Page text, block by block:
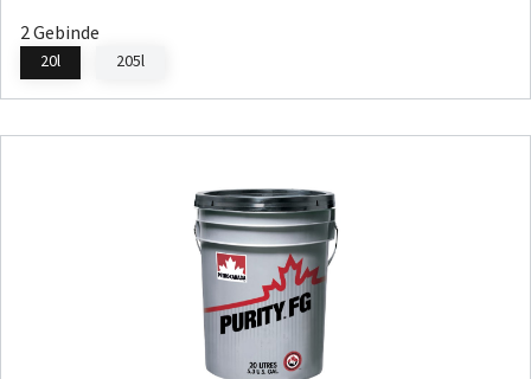
2 Gebinde
20l 205l